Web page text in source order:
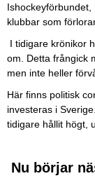
klubbar som
I tidigare krönikor
om. Detta frångick
men inte heller
Här finns politisk
investeras i
tidigare hållit högt,
Nu börjar